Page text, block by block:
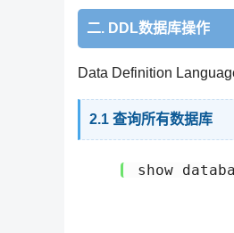
二. DDL数据库操作
Data Definition
2.1 查询所有数据库